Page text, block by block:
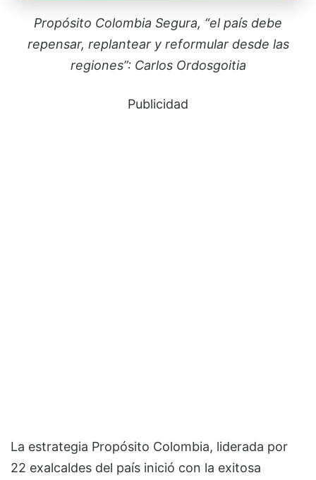
Propósito Colombia Segura, “el país debe
repensar, replantear y reformular desde las
regiones”: Carlos Ordosgoitia
Publicidad
La estrategia Propósito Colombia, liderada por
22 exalcaldes del país inició con la exitosa